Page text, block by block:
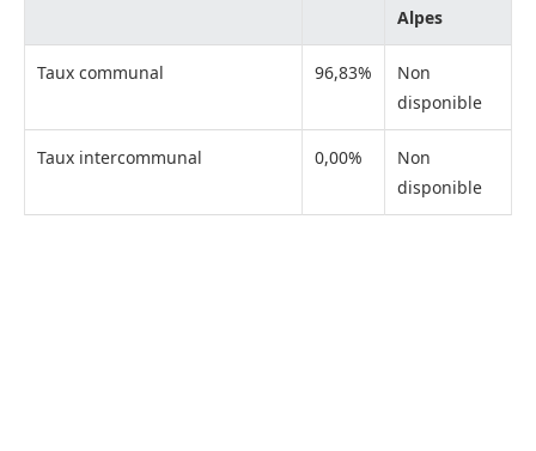
Alpes
Taux communal 96,83%
Non
disponible
Taux intercommunal 0,00%
Non
disponible